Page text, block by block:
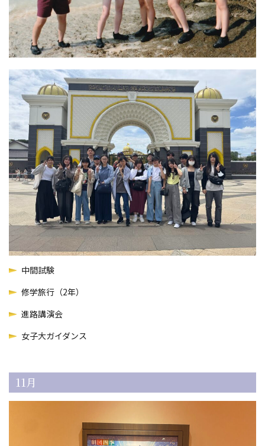
中間試験
修学旅行（2年）
進路講演会
女子大ガイダンス
11月